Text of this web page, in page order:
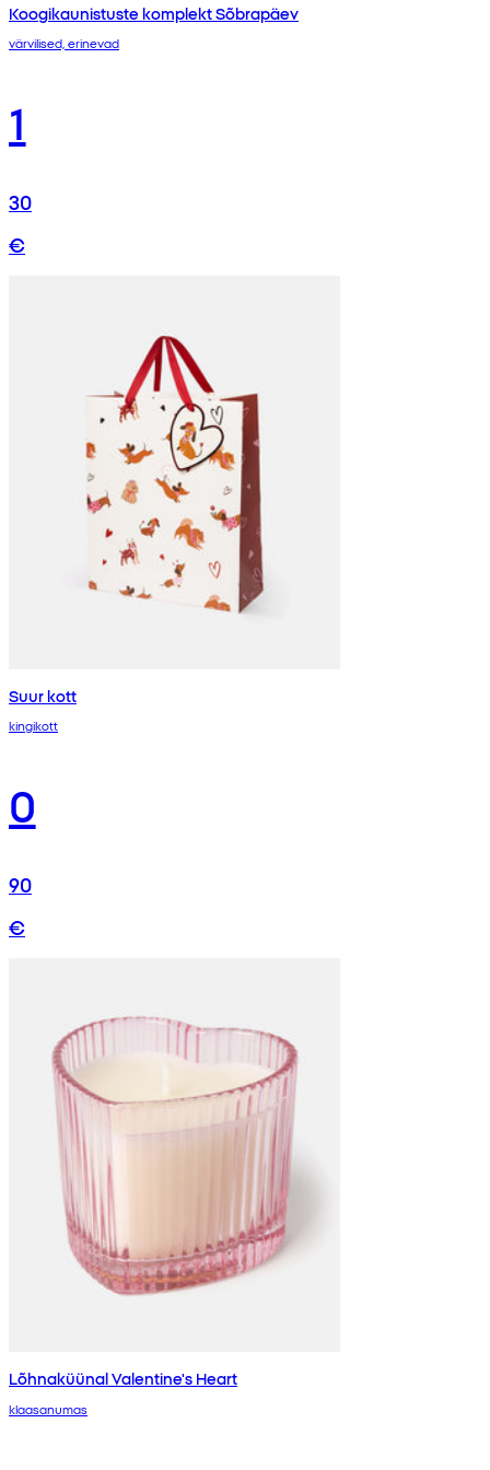
Koogikaunistuste komplekt Sõbrapäev
värvilised, erinevad
1
30
€
Suur kott
kingikott
0
90
€
Lõhnaküünal Valentine's Heart
klaasanumas